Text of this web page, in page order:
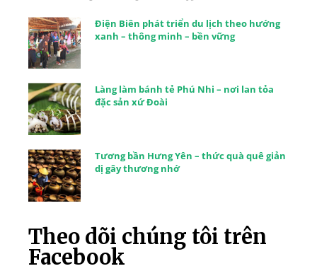
Điện Biên phát triển du lịch theo hướng
xanh – thông minh – bền vững
Làng làm bánh tẻ Phú Nhi – nơi lan tỏa
đặc sản xứ Đoài
Tương bần Hưng Yên – thức quà quê giản
dị gây thương nhớ
Theo dõi chúng tôi trên
Facebook